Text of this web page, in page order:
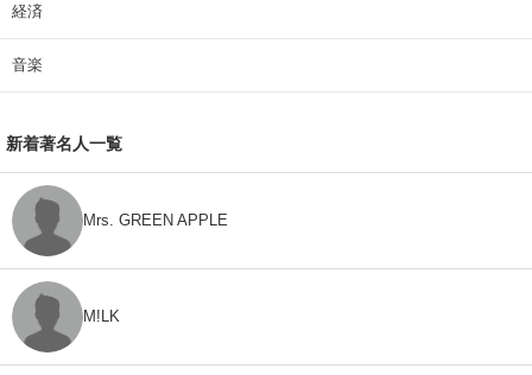
経済
音楽
新着著名人一覧
Mrs. GREEN APPLE
M!LK